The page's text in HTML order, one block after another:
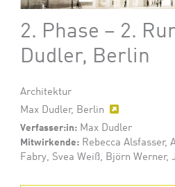
2. Phase – 2.
Dudler, Berlin
Architektur
Max Dudler, Berlin
Verfasser:in: Max Dudler
Mitwirkende: Rebecca Alsfasser,
Fabry, Svea Weiß, Björn Werner,